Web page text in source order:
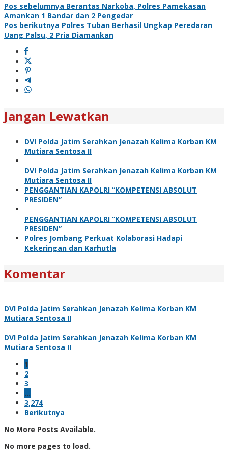
Pos sebelumnya Berantas Narkoba, Polres Pamekasan
Amankan 1 Bandar dan 2 Pengedar
Pos berikutnya Polres Tuban Berhasil Ungkap Peredaran
Uang Palsu, 2 Pria Diamankan
Jangan Lewatkan
DVI Polda Jatim Serahkan Jenazah Kelima Korban KM
Mutiara Sentosa II
DVI Polda Jatim Serahkan Jenazah Kelima Korban KM
Mutiara Sentosa II
PENGGANTIAN KAPOLRI “KOMPETENSI ABSOLUT
PRESIDEN”
PENGGANTIAN KAPOLRI “KOMPETENSI ABSOLUT
PRESIDEN”
Polres Jombang Perkuat Kolaborasi Hadapi
Kekeringan dan Karhutla
Komentar
DVI Polda Jatim Serahkan Jenazah Kelima Korban KM
Mutiara Sentosa II
DVI Polda Jatim Serahkan Jenazah Kelima Korban KM
Mutiara Sentosa II
1
2
3
…
3,274
Berikutnya
No More Posts Available.
No more pages to load.